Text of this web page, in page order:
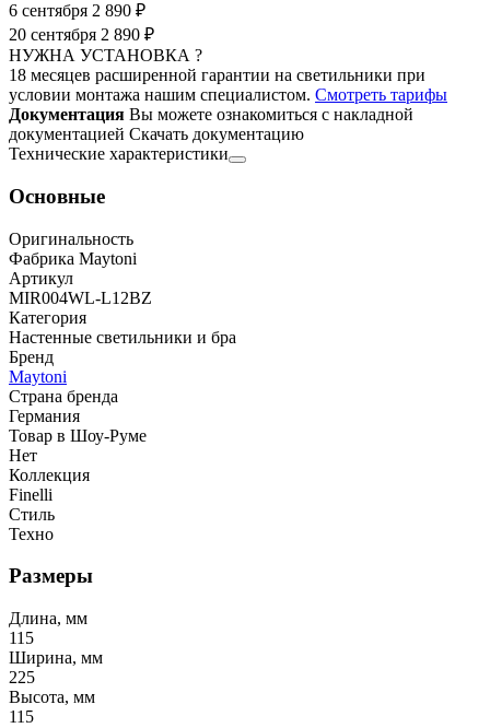
6 сентября 2 890 ₽
20 сентября 2 890 ₽
НУЖНА УСТАНОВКА ?
18 месяцев расширенной гарантии на светильники при
условии монтажа нашим специалистом. Смотреть тарифы
Документация Вы можете ознакомиться с накладной
документацией Скачать документацию
Технические характеристики
Основные
Оригинальность
Фабрика Maytoni
Артикул
MIR004WL-L12BZ
Категория
Настенные светильники и бра
Бренд
Maytoni
Страна бренда
Германия
Товар в Шоу-Руме
Нет
Коллекция
Finelli
Стиль
Техно
Размеры
Длина, мм
115
Ширина, мм
225
Высота, мм
115